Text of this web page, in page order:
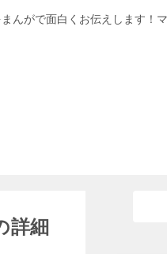
んがで面白くお伝えします！
詳細